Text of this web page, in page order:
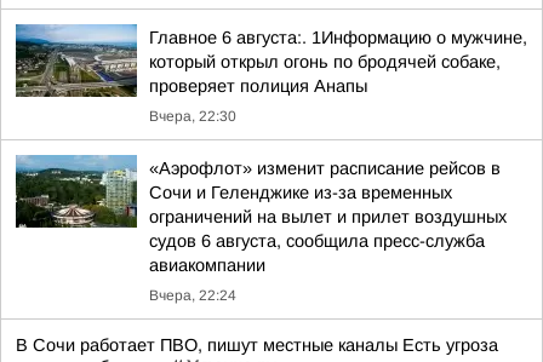
Главное 6 августа:. 1Информацию о мужчине,
который открыл огонь по бродячей собаке,
проверяет полиция Анапы
Вчера, 22:30
«Аэрофлот» изменит расписание рейсов в
Сочи и Геленджике из-за временных
ограничений на вылет и прилет воздушных
судов 6 августа, сообщила пресс-служба
авиакомпании
Вчера, 22:24
В Сочи работает ПВО, пишут местные каналы Есть угроза